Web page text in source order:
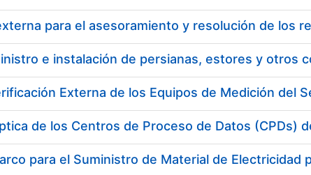
e instalación de persianas, estores y otros